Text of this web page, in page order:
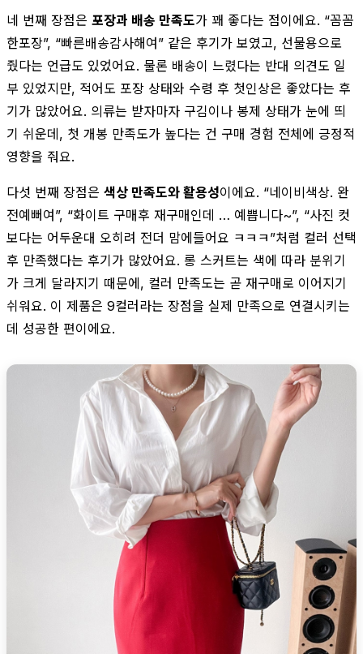
네 번째 장점은 포장과 배송 만족도가 꽤 좋다는 점이에요. “꼼꼼
한포장”, “빠른배송감사해여” 같은 후기가 보였고, 선물용으로
줬다는 언급도 있었어요. 물론 배송이 느렸다는 반대 의견도 일
부 있었지만, 적어도 포장 상태와 수령 후 첫인상은 좋았다는 후
기가 많았어요. 의류는 받자마자 구김이나 봉제 상태가 눈에 띄
기 쉬운데, 첫 개봉 만족도가 높다는 건 구매 경험 전체에 긍정적
영향을 줘요.
다섯 번째 장점은 색상 만족도와 활용성이에요. “네이비색상. 완
전예뻐여”, “화이트 구매후 재구매인데 … 예쁩니다~”, “사진 컷
보다는 어두운대 오히려 전더 맘에들어요 ㅋㅋㅋ”처럼 컬러 선택
후 만족했다는 후기가 많았어요. 롱 스커트는 색에 따라 분위기
가 크게 달라지기 때문에, 컬러 만족도는 곧 재구매로 이어지기
쉬워요. 이 제품은 9컬러라는 장점을 실제 만족으로 연결시키는
데 성공한 편이에요.